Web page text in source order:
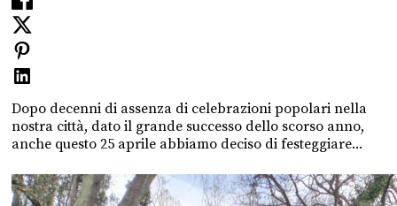
Dopo decenni di assenza di celebrazioni popolari nella
nostra città, dato il grande successo dello scorso anno,
anche questo 25 aprile abbiamo deciso di festeggiare...